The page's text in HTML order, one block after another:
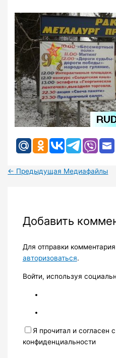
← Предыдущая Медиафайлы
Добавить
Для отправки
авторизоваться.
Войти, используя
Я прочитал и согласен
конфиденциальности